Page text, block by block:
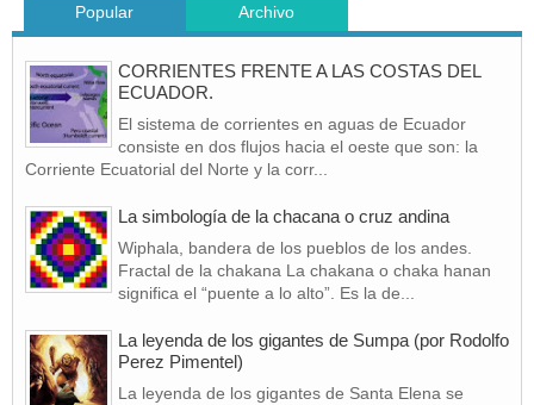
Popular Archivo
CORRIENTES FRENTE A LAS COSTAS DEL
ECUADOR.
El sistema de corrientes en aguas de Ecuador
consiste en dos flujos hacia el oeste que son: la
Corriente Ecuatorial del Norte y la corr...
La simbología de la chacana o cruz andina
Wiphala, bandera de los pueblos de los andes.
Fractal de la chakana La chakana o chaka hanan
significa el “puente a lo alto”. Es la de...
La leyenda de los gigantes de Sumpa (por Rodolfo
Perez Pimentel)
La leyenda de los gigantes de Santa Elena se